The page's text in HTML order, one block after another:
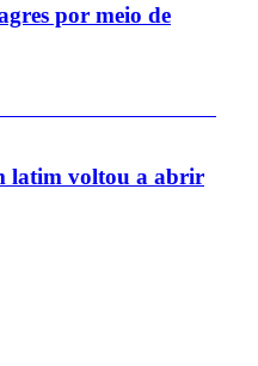
por meio de
latim voltou a abrir